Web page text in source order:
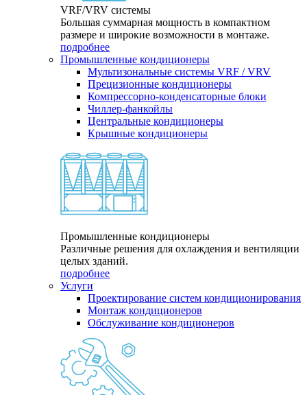
VRF/VRV системы
Большая суммарная мощность в компактном
размере и широкие возможности в монтаже.
подробнее
Промышленные кондиционеры
Мультизональные системы VRF / VRV
Прецизионные кондиционеры
Компрессорно-конденсаторные блоки
Чиллер-фанкойлы
Центральные кондиционеры
Крышные кондиционеры
Промышленные кондиционеры
Различные решения для охлаждения и вентиляции
целых зданий.
подробнее
Услуги
Проектирование систем кондиционирования
Монтаж кондиционеров
Обслуживание кондиционеров